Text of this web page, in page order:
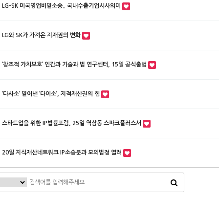
LG-SK 미국영업비밀소송.. 국내수출기업시사의미
LG와 SK가 가져온 지재권의 변화
‘창조적 가치보호’ 인간과 기술과 법 연구센터, 15일 공식출범
‘다사소’ 밀어낸 ‘다이소’, 지적재산권의 힘
스타트업을 위한 IP법률포럼, 25일 역삼동 스파크플러스서
20일 지식재산네트워크 IP소송분과 모의법정 열려